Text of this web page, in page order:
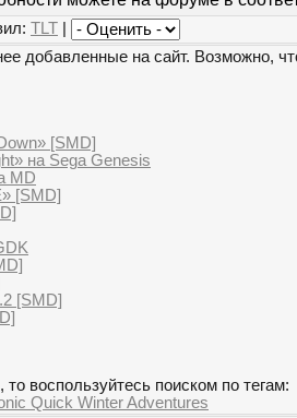
TLT
добавленные на сайт. Возможно,
[SMD]
на Sega Genesis
MD
[SMD]
[SMD]
воспользуйтесь поиском по тегам:
Quick Winter Adventures